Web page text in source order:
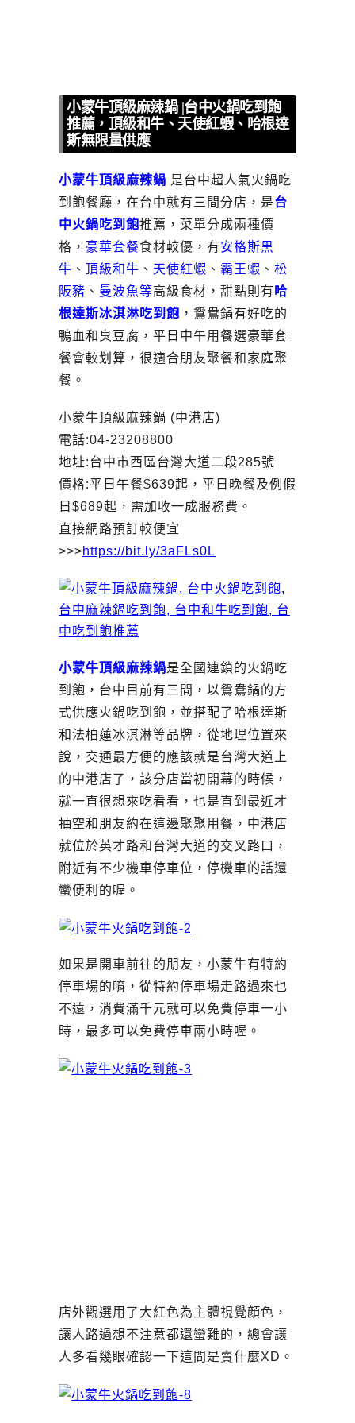
小蒙牛頂級麻辣鍋 |台中火鍋吃到飽
推薦，頂級和牛、天使紅蝦、哈根達
斯無限量供應
小蒙牛頂級麻辣鍋 是台中超人氣火鍋吃
到飽餐廳，在台中就有三間分店，是台
中火鍋吃到飽推薦，菜單分成兩種價
格， 豪華套餐食材較優，有安格斯黑
牛 、 頂級和牛 、 天使紅蝦 、 霸王蝦 、 松
阪豬 、 曼波魚等高級食材，甜點則有哈
根達斯冰淇淋吃到飽 ，鴛鴦鍋有好吃的
鴨血和臭豆腐，平日中午用餐選豪華套
餐會較划算，很適合朋友聚餐和家庭聚
餐。
小蒙牛頂級麻辣鍋 (中港店)
電話:04-23208800
地址:台中市西區台灣大道二段285號
價格:平日午餐$639起，平日晚餐及例假
日$689起，需加收一成服務費。
直接網路預訂較便宜
>>>https://bit.ly/3aFLs0L
小蒙牛頂級麻辣鍋是全國連鎖的火鍋吃
到飽，台中目前有三間，以鴛鴦鍋的方
式供應火鍋吃到飽，並搭配了哈根達斯
和法柏蓮冰淇淋等品牌，從地理位置來
說，交通最方便的應該就是台灣大道上
的中港店了，該分店當初開幕的時候，
就一直很想來吃看看，也是直到最近才
抽空和朋友約在這邊聚聚用餐，中港店
就位於英才路和台灣大道的交叉路口，
附近有不少機車停車位，停機車的話還
蠻便利的喔。
如果是開車前往的朋友，小蒙牛有特約
停車場的唷，從特約停車場走路過來也
不遠，消費滿千元就可以免費停車一小
時，最多可以免費停車兩小時喔。
店外觀選用了大紅色為主體視覺顏色，
讓人路過想不注意都還蠻難的，總會讓
人多看幾眼確認一下這間是賣什麼XD。